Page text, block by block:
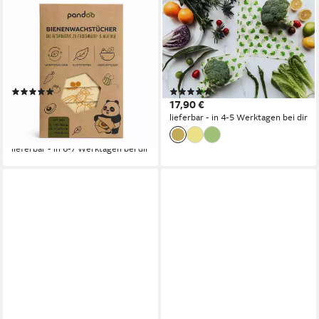
Bienenwachstücher
Set (3 Größen), 3-tlg.,
wiederverwendbar, nachhaltig
(1)
14,99 € UVP17,99 €
(5,00 €/ 1 Stk)
lieferbar - in 6-7 Werktagen bei dir
NUTS
Bienenwachstuch Set, Set, 3-
tlg., 3er Set,
wiederverwendbar und
ökologisch
(1)
17,90 €
lieferbar - in 4-5 Werktagen bei dir